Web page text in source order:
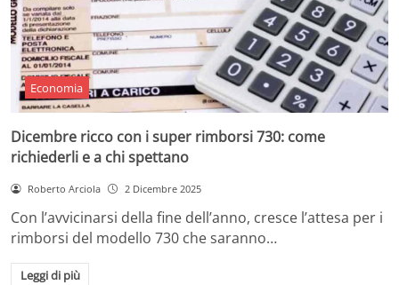
Economia
Dicembre ricco con i super rimborsi 730: come
richiederli e a chi spettano
Roberto Arciola 2 Dicembre 2025
Con l’avvicinarsi della fine dell’anno, cresce l’attesa per i
rimborsi del modello 730 che saranno…
Leggi di più